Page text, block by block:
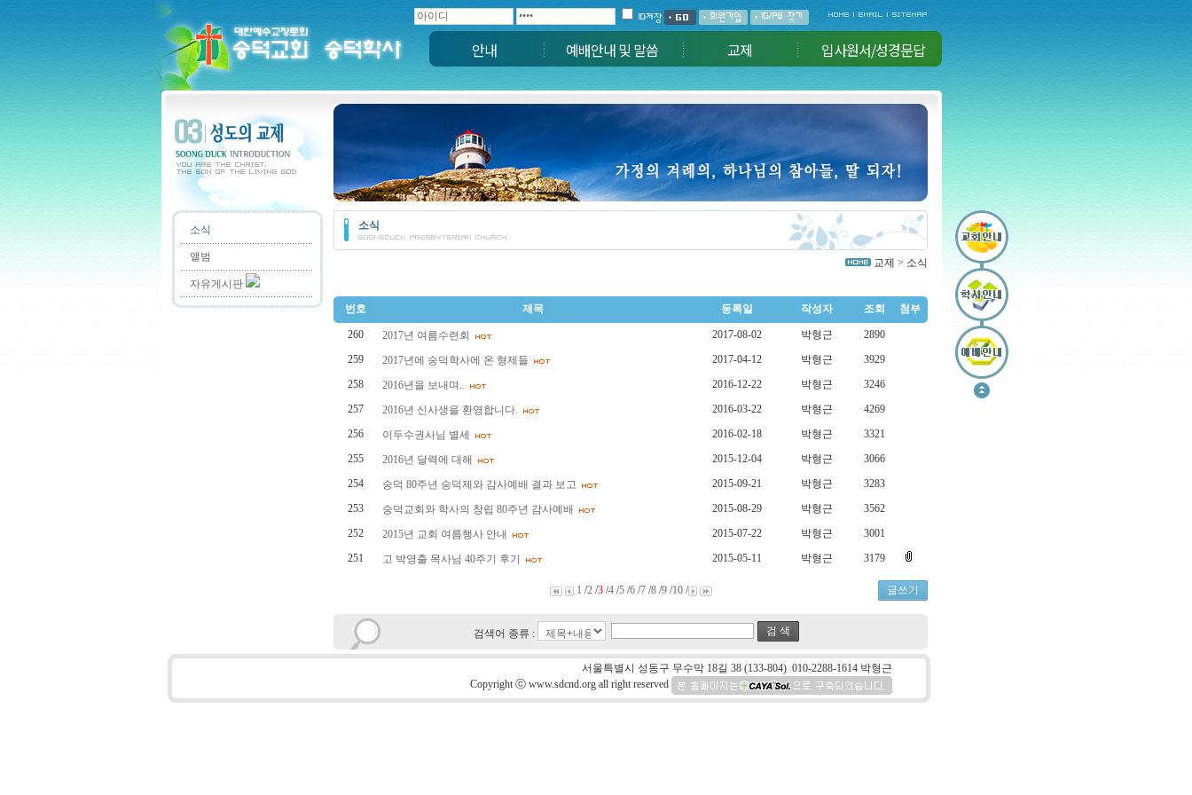
안내 예배안내 및 말씀 교제 입사원서/성경문답
소식
앨범
자유게시판
소식
교제 > 소식
번호 제목 등록일 작성자 조회 첨부
260 2017년 여름수련회 2017-08-02 박형근
2890
259
2017년에 숭덕학사에 온 형제들 2017-04-12 박형근
3929
258
2016년을 보내며.. 2016-12-22 박형근
3246
257
2016년 신사생을 환영합니다. 2016-03-22 박형근
4269
256
이두수권사님 별세 2016-02-18 박형근
3321
255
2016년 달력에 대해 2015-12-04 박형근
3066
254
숭덕 80주년 숭덕제와 감사예배 결과 보고 2015-09-21 박형근
3283
253
숭덕교회와 학사의 창립 80주년 감사예배 2015-08-29 박형근
3562
252
2015년 교회 여름행사 안내 2015-07-22 박형근
3001
251
고 박영출 목사님 40주기 후기 2015-05-11 박형근 3179
1 /2/3/4/5/6/7/8/9/10/ 글쓰기
검색어 종류 : 검 색
서울특별시 성동구 무수막 18길 38 (133-804) 010-2288-1614 박형근
Copyright ⓒ www.sdcnd.org all right reserved